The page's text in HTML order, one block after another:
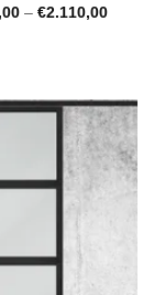
– €2.110,00